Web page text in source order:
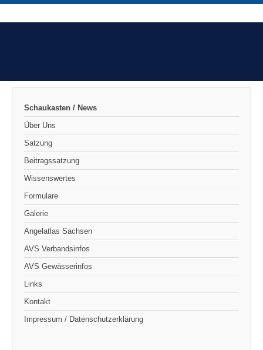
Schaukasten / News
Über Uns
Satzung
Beitragssatzung
Wissenswertes
Formulare
Galerie
Angelatlas Sachsen
AVS Verbandsinfos
AVS Gewässerinfos
Links
Kontakt
Impressum / Datenschutzerklärung